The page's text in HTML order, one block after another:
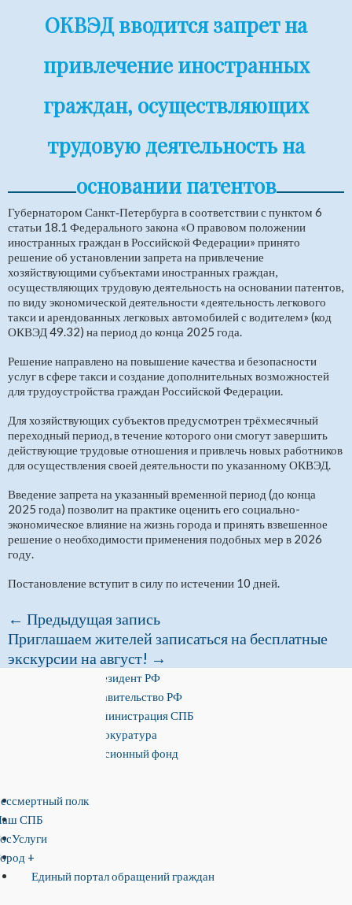
ОКВЭД вводится запрет на
привлечение иностранных
граждан, осуществляющих
трудовую деятельность на
основании патентов
Губернатором Санкт‑Петербурга в соответствии с пунктом 6
статьи 18.1 Федерального закона «О правовом положении
иностранных граждан в Российской Федерации» принято
решение об установлении запрета на привлечение
хозяйствующими субъектами иностранных граждан,
осуществляющих трудовую деятельность на основании патентов,
по виду экономической деятельности «деятельность легкового
такси и арендованных легковых автомобилей с водителем» (код
ОКВЭД 49.32) на период до конца 2025 года.
Решение направлено на повышение качества и безопасности
услуг в сфере такси и создание дополнительных возможностей
для трудоустройства граждан Российской Федерации.
Для хозяйствующих субъектов предусмотрен трёхмесячный
переходный период, в течение которого они смогут завершить
действующие трудовые отношения и привлечь новых работников
для осуществления своей деятельностипо указанномуОКВЭД.
Введение запрета на указанный временной период (до конца
2025 года) позволит на практике оценить его социально-
экономическое влияние на жизнь города и принять взвешенное
решение о необходимости применения подобных мер в 2026
году.
Постановление вступит в силу по истечении 10 дней.
← Предыдущая запись
Приглашаем жителей записаться на бесплатные
экскурсии на август! →
Президент РФ
Правительство РФ
Администрация СПБ
Прокуратура
Пенсионный фонд
полк
СПБ
+
Единый портал обращений граждан